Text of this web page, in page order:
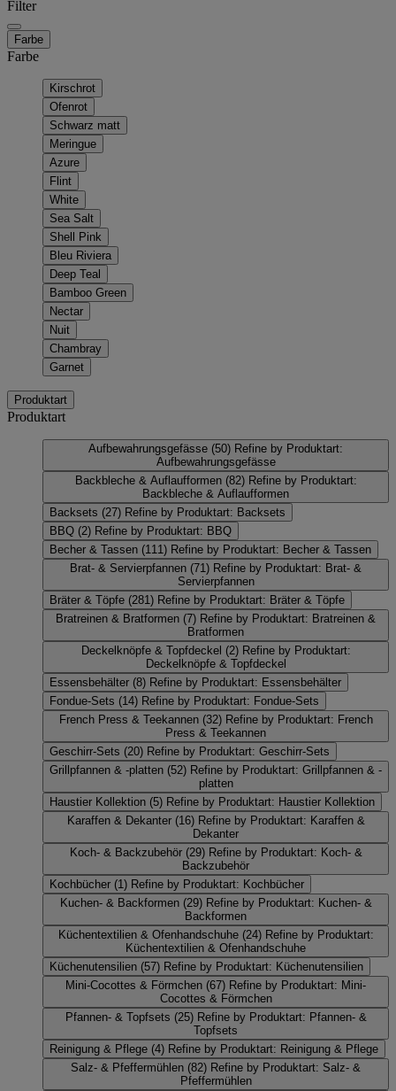
Filter
Farbe
Farbe
Kirschrot
Ofenrot
Schwarz matt
Meringue
Azure
Flint
White
Sea Salt
Shell Pink
Bleu Riviera
Deep Teal
Bamboo Green
Nectar
Nuit
Chambray
Garnet
Produktart
Produktart
Aufbewahrungsgefässe (50) Refine by Produktart:
Aufbewahrungsgefässe
Backbleche & Auflaufformen (82) Refine by Produktart:
Backbleche & Auflaufformen
Backsets (27) Refine by Produktart: Backsets
BBQ (2) Refine by Produktart: BBQ
Becher & Tassen (111) Refine by Produktart: Becher & Tassen
Brat- & Servierpfannen (71) Refine by Produktart: Brat- &
Servierpfannen
Bräter & Töpfe (281) Refine by Produktart: Bräter & Töpfe
Bratreinen & Bratformen (7) Refine by Produktart: Bratreinen &
Bratformen
Deckelknöpfe & Topfdeckel (2) Refine by Produktart:
Deckelknöpfe & Topfdeckel
Essensbehälter (8) Refine by Produktart: Essensbehälter
Fondue-Sets (14) Refine by Produktart: Fondue-Sets
French Press & Teekannen (32) Refine by Produktart: French
Press & Teekannen
Geschirr-Sets (20) Refine by Produktart: Geschirr-Sets
Grillpfannen & -platten (52) Refine by Produktart: Grillpfannen & -
platten
Haustier Kollektion (5) Refine by Produktart: Haustier Kollektion
Karaffen & Dekanter (16) Refine by Produktart: Karaffen &
Dekanter
Koch- & Backzubehör (29) Refine by Produktart: Koch- &
Backzubehör
Kochbücher (1) Refine by Produktart: Kochbücher
Kuchen- & Backformen (29) Refine by Produktart: Kuchen- &
Backformen
Küchentextilien & Ofenhandschuhe (24) Refine by Produktart:
Küchentextilien & Ofenhandschuhe
Küchenutensilien (57) Refine by Produktart: Küchenutensilien
Mini-Cocottes & Förmchen (67) Refine by Produktart: Mini-
Cocottes & Förmchen
Pfannen- & Topfsets (25) Refine by Produktart: Pfannen- &
Topfsets
Reinigung & Pflege (4) Refine by Produktart: Reinigung & Pflege
Salz- & Pfeffermühlen (82) Refine by Produktart: Salz- &
Pfeffermühlen